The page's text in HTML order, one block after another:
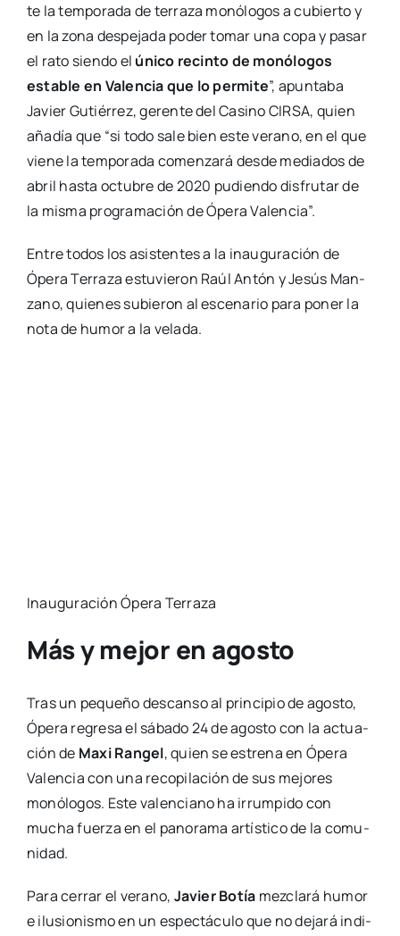
te la tem­po­ra­da de terra­za monó­lo­gos a cubier­to y
en la zona des­pe­ja­da poder tomar una copa y pasar
el rato sien­do el úni­co recin­to de monó­lo­gos
esta­ble en Valen­cia que lo per­mi­te”, apun­ta­ba
Javier Gutié­rrez, geren­te del Casino CIRSA, quien
aña­día que “si todo sale bien este verano, en el que
vie­ne la tem­po­ra­da comen­za­rá des­de media­dos de
abril has­ta octu­bre de 2020 pudien­do dis­fru­tar de
la mis­ma pro­gra­ma­ción de Ópe­ra Valen­cia”.
Entre todos los asis­ten­tes a la inau­gu­ra­ción de
Ópe­ra Terra­za estu­vie­ron Raúl Antón y Jesús Man­
zano, quie­nes subie­ron al esce­na­rio para poner la
nota de humor a la vela­da.
monó­lo­gos. Este valen­ciano ha irrum­pi­do con
ni­dad.
e ilu­sio­nis­mo en un espec­tácu­lo que no deja­rá indi­
fe­ren­te a nadie. El valen­ciano, que se pro­cla­mó
Cam­peón Mun­dial de Men­ta­lis­mo en el Fes­ti­val
Inter­na­cio­nal de Socie­da­des Mági­cas cele­bra­do en
Corea, es un exper­to en com­bi­nar ambas face­tas y
lo demos­tra­rá el pró­xi­mo 30 de agos­to con su
espec­tácu­lo ‘El Men­ta­lis­ta’.